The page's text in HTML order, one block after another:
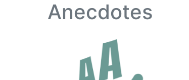
Anecdotes